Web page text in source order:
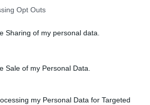
Opt Outs
Sharing of my personal data.
Sale of my Personal Data.
my Personal Data for Targeted